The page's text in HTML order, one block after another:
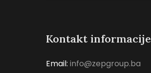
Kontakt informacije
Email: info@zepgroup.ba